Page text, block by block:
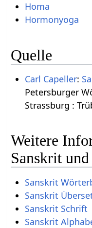
Homa
Hormonyoga
Quelle
Carl Capeller:
Petersburger
Strassburg :
Weitere
Sanskrit
Sanskrit
Sanskrit
Sanskrit Schrift
Sanskrit